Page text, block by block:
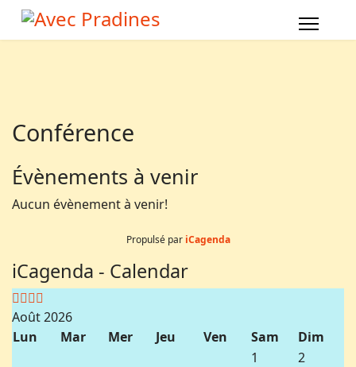
Conférence
Évènements à venir
Aucun évènement à venir!
Propulsé par iCagenda
iCagenda - Calendar
précédente
précédent
suivante
suivant
Août 2026
Lun
Mar Mer Jeu Ven Sam
Dim
1
2